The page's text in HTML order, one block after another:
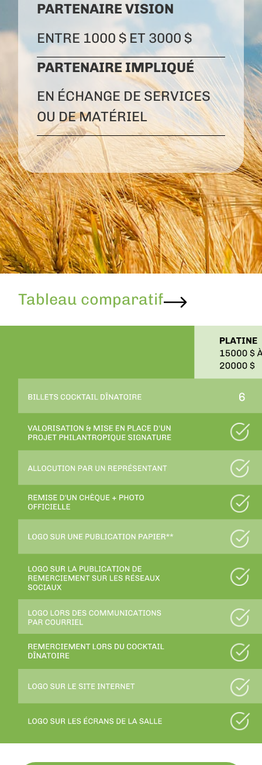
PARTENAIRE VISION
ENTRE 1000 $ ET 3000 $
PARTENAIRE IMPLIQUÉ
EN ÉCHANGE DE SERVICES
OU DE MATÉRIEL
Tableau comparatif